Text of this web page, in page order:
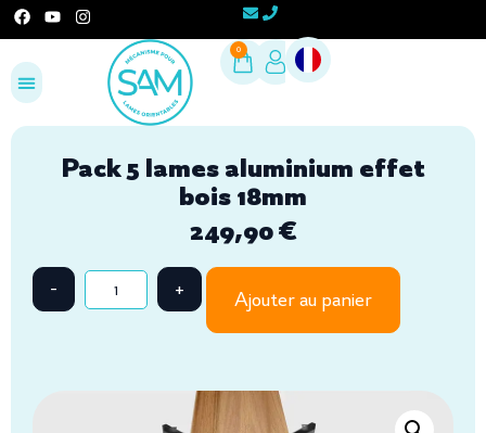
0
Pack 5 lames aluminium effet
bois 18mm
249,90€
Ajouter au panier